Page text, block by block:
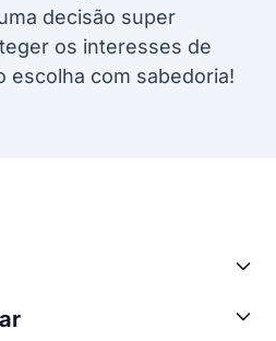
decisão super
os interesses de
escolha com sabedoria!